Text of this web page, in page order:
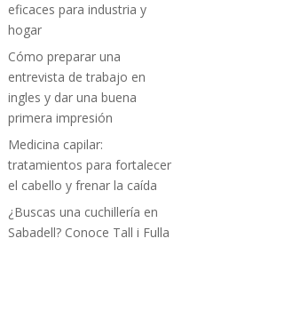
eficaces para industria y
hogar
Cómo preparar una
entrevista de trabajo en
ingles y dar una buena
primera impresión
Medicina capilar:
tratamientos para fortalecer
el cabello y frenar la caída
¿Buscas una cuchillería en
Sabadell? Conoce Tall i Fulla